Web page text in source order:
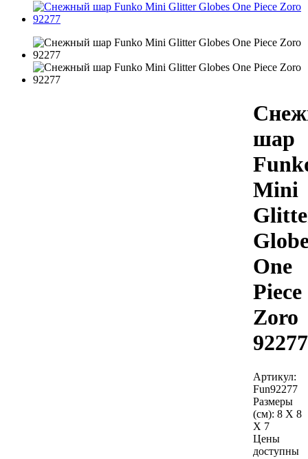
шар
Mini
One
Piece
Zoro
92277
Артикул:
Fun92277
Размеры
(см): 8 X 8
X 7
Цены
доступны